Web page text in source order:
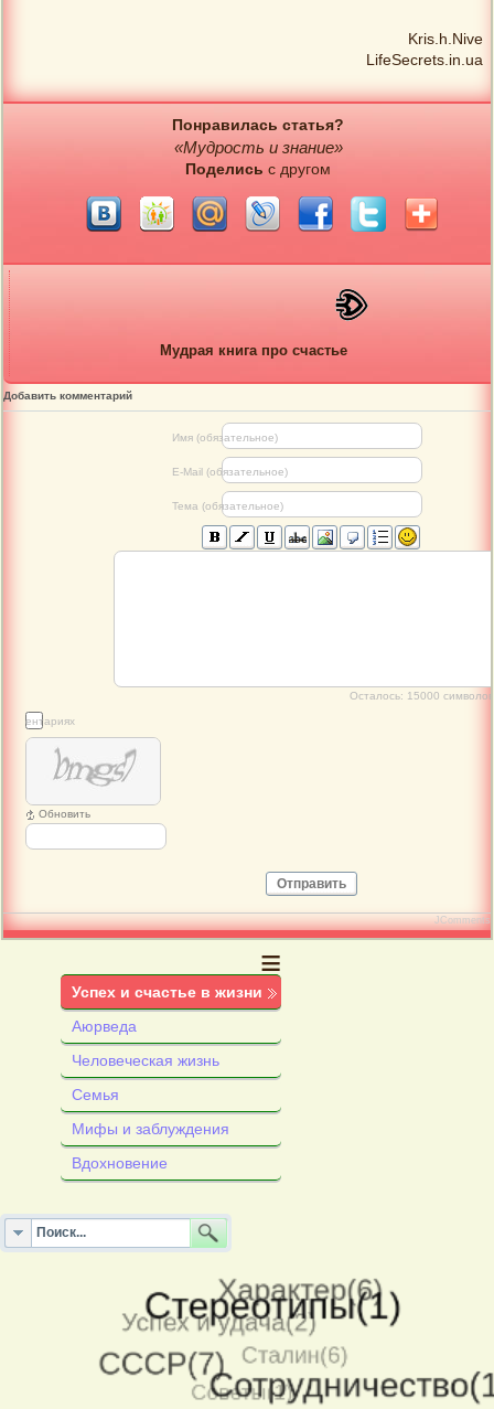
Kris.h.Nive
LifeSecrets.in.ua
Понравилась статья?
«Мудрость и знание»
Поделись с другом
Мудрая книга про счастье
Добавить комментарий
Имя (обязательное)
E-Mail (обязательное)
Тема (обязательное)
Осталось: 15000 символов
Обновить
Отправить
JComments
≡
Успех и счастье в жизни
Аюрведа
Человеческая жизнь
Семья
Мифы и заблуждения
Вдохновение